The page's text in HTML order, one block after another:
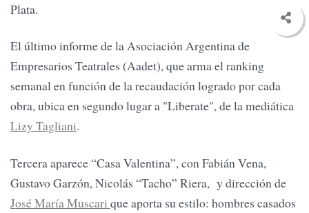
Plata.
El último informe de la Asociación Argentina de
Empresarios Teatrales (Aadet), que arma el ranking
semanal en función de la recaudación logrado por cada
obra, ubica en segundo lugar a "Liberate", de la mediática
Lizy Tagliani.
Tercera aparece “Casa Valentina”, con Fabián Vena,
Gustavo Garzón, Nicolás “Tacho” Riera, y dirección de
José María Muscari que aporta su estilo: hombres casados